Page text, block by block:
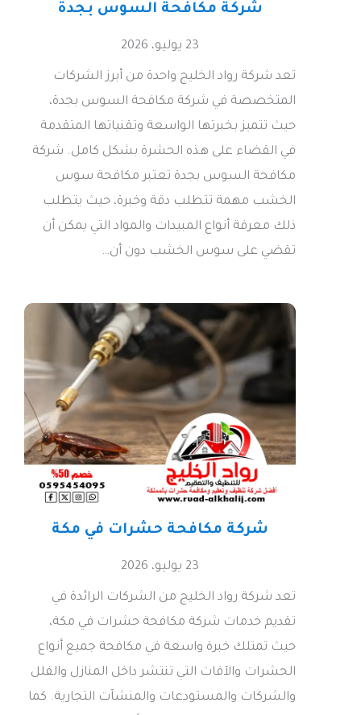
شركة مكافحة السوس بجدة
23 يوليو، 2026
تعد شركة رواد الخليج واحدة من أبرز الشركات
المتخصصة في شركة مكافحة السوس بجدة،
حيث تتميز بخبرتها الواسعة وتقنياتها المتقدمة
في القضاء على هذه الحشرة بشكل كامل. شركة
مكافحة السوس بجدة تعتبر مكافحة سوس
الخشب مهمة تتطلب دقة وخبرة، حيث يتطلب
ذلك معرفة أنواع المبيدات والمواد التي يمكن أن
تقضي على سوس الخشب دون أن…
شركة مكافحة حشرات في مكة
23 يوليو، 2026
تعد شركة رواد الخليج من الشركات الرائدة في
تقديم خدمات شركة مكافحة حشرات في مكة،
حيث تمتلك خبرة واسعة في مكافحة جميع أنواع
الحشرات والآفات التي تنتشر داخل المنازل والفلل
والشركات والمستودعات والمنشآت التجارية. كما